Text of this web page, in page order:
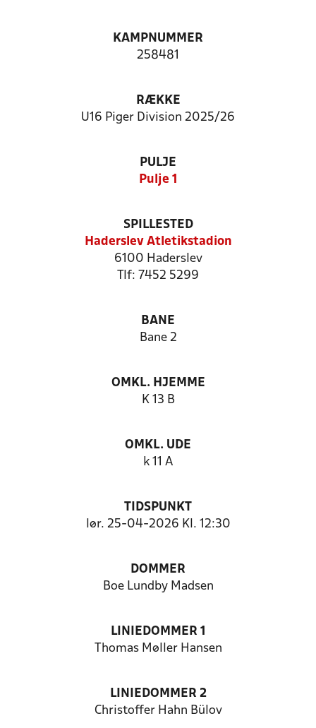
KAMPNUMMER
258481
RÆKKE
U16 Piger Division 2025/26
PULJE
Pulje 1
SPILLESTED
Haderslev Atletikstadion
6100 Haderslev
Tlf: 7452 5299
BANE
Bane 2
OMKL. HJEMME
K 13 B
OMKL. UDE
k 11 A
TIDSPUNKT
lør. 25-04-2026 Kl. 12:30
DOMMER
Boe Lundby Madsen
LINIEDOMMER 1
Thomas Møller Hansen
LINIEDOMMER 2
Christoffer Hahn Bülov